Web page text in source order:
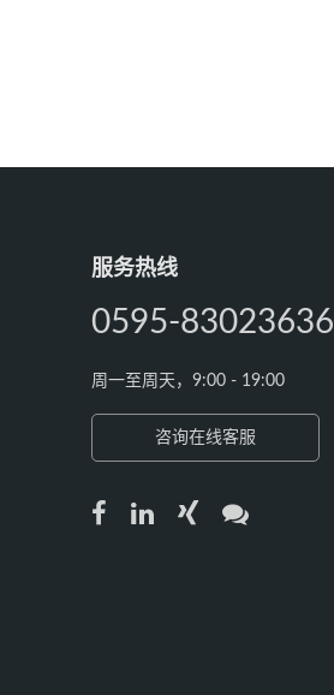
服务热线
0595-83023636
周一至周天，9:00 - 19:00
咨询在线客服